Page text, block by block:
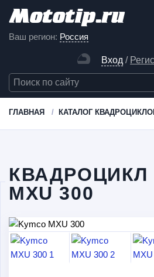
Ваш регион: Россия
Вход /
ГЛАВНАЯ КАТАЛОГ
КВАДРОЦИКЛ
MXU 300